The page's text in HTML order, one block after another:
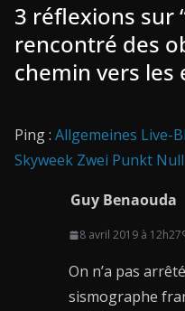
3 réflexions sur
rencontré des
chemin vers les
Ping : Allgemeines Live-
Skyweek Zwei Punkt Null
Guy Benaouda
8 avril 2019 à 12h27
On n’a pas
sismographe